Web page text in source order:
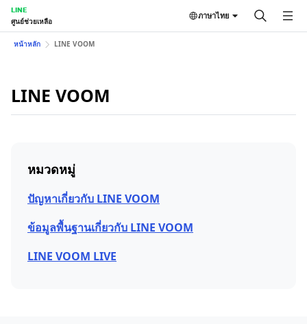
LINE
ศูนย์ช่วยเหลือ
ภาษาไทย
หน้าหลัก LINE VOOM
LINE VOOM
หมวดหมู่
ปัญหาเกี่ยวกับ LINE VOOM
ข้อมูลพื้นฐานเกี่ยวกับ LINE VOOM
LINE VOOM LIVE